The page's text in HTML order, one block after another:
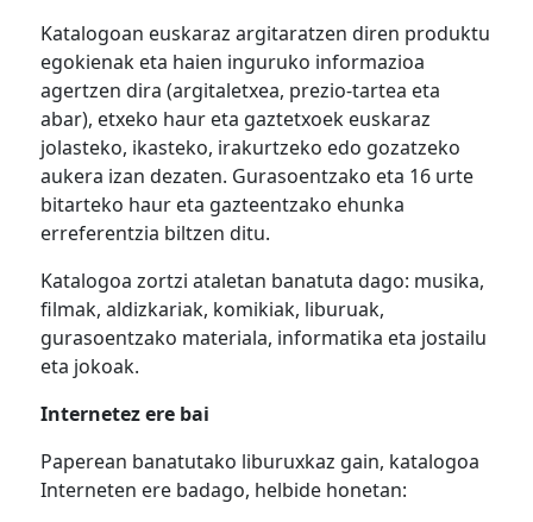
Katalogoan euskaraz argitaratzen diren produktu
egokienak eta haien inguruko informazioa
agertzen dira (argitaletxea, prezio-tartea eta
abar), etxeko haur eta gaztetxoek euskaraz
jolasteko, ikasteko, irakurtzeko edo gozatzeko
aukera izan dezaten. Gurasoentzako eta 16 urte
bitarteko haur eta gazteentzako ehunka
erreferentzia biltzen ditu.
Katalogoa zortzi ataletan banatuta dago: musika,
filmak, aldizkariak, komikiak, liburuak,
gurasoentzako materiala, informatika eta jostailu
eta jokoak.
Internetez ere bai
Paperean banatutako liburuxkaz gain, katalogoa
Interneten ere badago, helbide honetan: